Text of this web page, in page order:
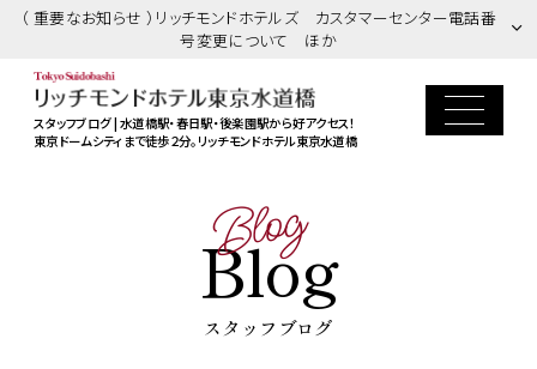
（ 重要なお知らせ ）リッチモンドホテルズ カスタマーセンター電話番
号変更について ほか
スタッフブログ | 水道橋駅・春日駅・後楽園駅から好アクセス！
東京ドームシティまで徒歩２分。リッチモンドホテル東京水道橋
Blog
Blog
スタッフブログ